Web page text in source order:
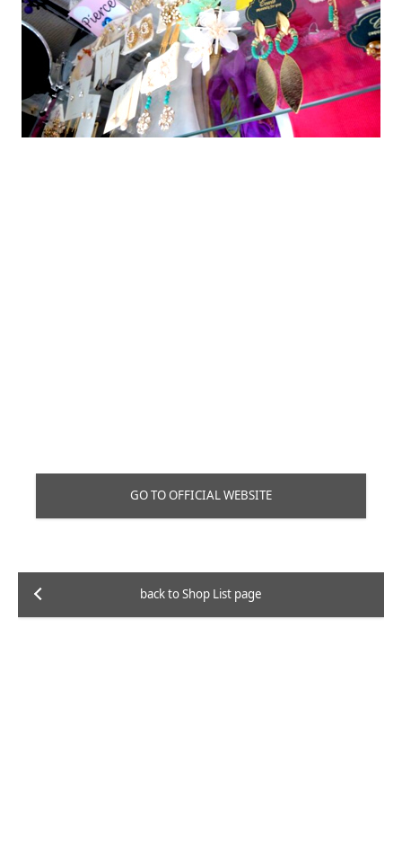
GO TO OFFICIAL WEBSITE
back to Shop List page